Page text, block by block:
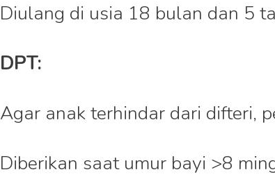
Diulang di usia 18 bulan dan 5
DPT:
Agar anak terhindar dari difteri,
Diberikan saat umur bayi >8